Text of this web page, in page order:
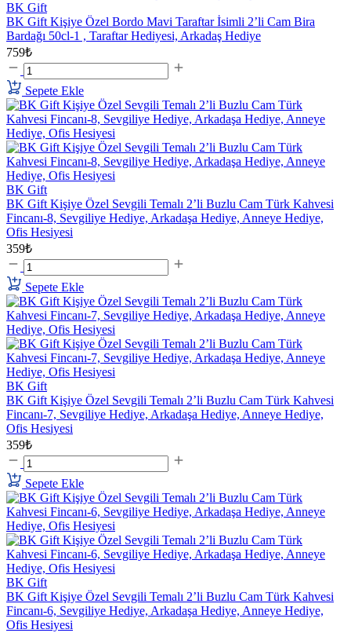
BK Gift
BK Gift Kişiye Özel Bordo Mavi Taraftar İsimli 2’li Cam Bira
Bardağı 50cl-1 , Taraftar Hediyesi, Arkadaş Hediye
759₺
Sepete Ekle
BK Gift
BK Gift Kişiye Özel Sevgili Temalı 2’li Buzlu Cam Türk Kahvesi
Fincanı-8, Sevgiliye Hediye, Arkadaşa Hediye, Anneye Hediye,
Ofis Hesiyesi
359₺
Sepete Ekle
BK Gift
BK Gift Kişiye Özel Sevgili Temalı 2’li Buzlu Cam Türk Kahvesi
Fincanı-7, Sevgiliye Hediye, Arkadaşa Hediye, Anneye Hediye,
Ofis Hesiyesi
359₺
Sepete Ekle
BK Gift
BK Gift Kişiye Özel Sevgili Temalı 2’li Buzlu Cam Türk Kahvesi
Fincanı-6, Sevgiliye Hediye, Arkadaşa Hediye, Anneye Hediye,
Ofis Hesiyesi